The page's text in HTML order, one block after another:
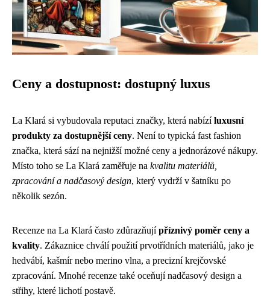
Ceny a dostupnost: dostupný luxus
La Klará si vybudovala reputaci značky, která nabízíluxusní
produkty za dostupnější ceny. Není to typická fast fashion
značka, která sází na nejnižší možné ceny a jednorázové nákupy.
Místo toho se La Klará zaměřuje na kvalitu materiálů,
zpracování a nadčasový design, který vydrží v šatníku po
několik sezón.
Recenze na La Klará často zdůrazňujípříznivý poměr ceny a
kvality. Zákaznice chválí použití prvotřídních materiálů, jako je
hedvábí, kašmír nebo merino vlna, a precizní krejčovské
zpracování. Mnohé recenze také oceňují nadčasový design a
střihy, které lichotí postavě.